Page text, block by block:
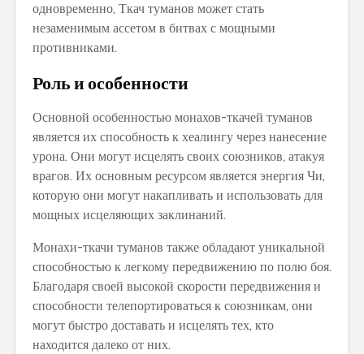
одновременно, Ткач туманов может стать
незаменимым ассетом в битвах с мощными
противниками.
Роль и особенности
Основной особенностью монахов-ткачей туманов
является их способность к хеалингу через нанесение
урона. Они могут исцелять своих союзников, атакуя
врагов. Их основным ресурсом является энергия Чи,
которую они могут накапливать и использовать для
мощных исцеляющих заклинаний.
Монахи-ткачи туманов также обладают уникальной
способностью к легкому передвижению по полю боя.
Благодаря своей высокой скорости передвижения и
способности телепортироваться к союзникам, они
могут быстро доставать и исцелять тех, кто
находится далеко от них.